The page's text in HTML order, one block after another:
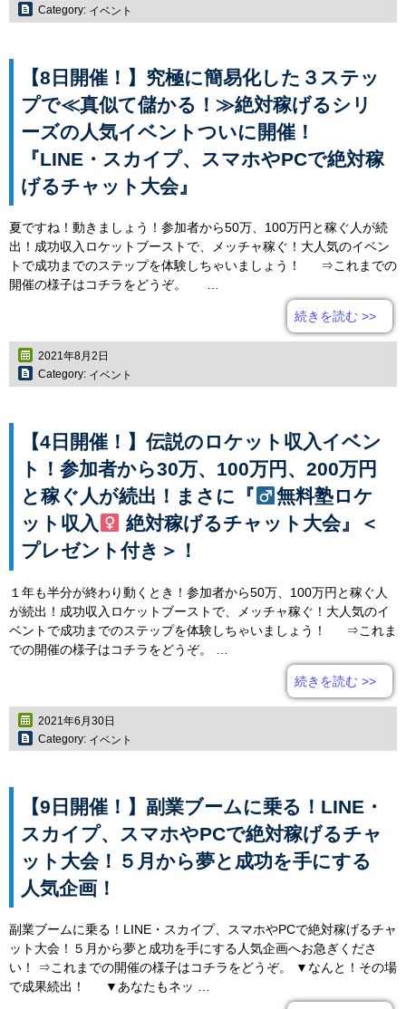
Category: イベント
【8日開催！】究極に簡易化した３ステッ
プで≪真似て儲かる！≫絶対稼げるシリ
ーズの人気イベントついに開催！
『LINE・スカイプ、スマホやPCで絶対稼
げるチャット大会』
夏ですね！動きましょう！参加者から50万、100万円と稼ぐ人が続
出！成功収入ロケットブーストで、メッチャ稼ぐ！大人気のイベン
トで成功までのステップを体験しちゃいましょう！ ⇒これまでの
開催の様子はコチラをどうぞ。 …
続きを読む >>
2021年8月2日
Category: イベント
【4日開催！】伝説のロケット収入イベン
ト！参加者から30万、100万円、200万円
と稼ぐ人が続出！まさに『
無料塾ロケ
ット収入
絶対稼げるチャット大会』＜
プレゼント付き＞！
１年も半分が終わり動くとき！参加者から50万、100万円と稼ぐ人
が続出！成功収入ロケットブーストで、メッチャ稼ぐ！大人気のイ
ベントで成功までのステップを体験しちゃいましょう！ ⇒これま
での開催の様子はコチラをどうぞ。 …
続きを読む >>
2021年6月30日
Category: イベント
【9日開催！】副業ブームに乗る！LINE・
スカイプ、スマホやPCで絶対稼げるチャ
ット大会！５月から夢と成功を手にする
人気企画！
副業ブームに乗る！LINE・スカイプ、スマホやPCで絶対稼げるチャ
ット大会！５月から夢と成功を手にする人気企画へお急ぎくださ
い！ ⇒これまでの開催の様子はコチラをどうぞ。 ▼なんと！その場
で成果続出！ ▼あなたもネッ …